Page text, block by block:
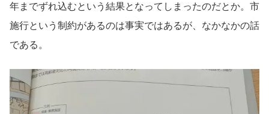
年までずれ込むという結果となってしまったのだとか。市
施行という制約があるのは事実ではあるが、なかなかの話
である。